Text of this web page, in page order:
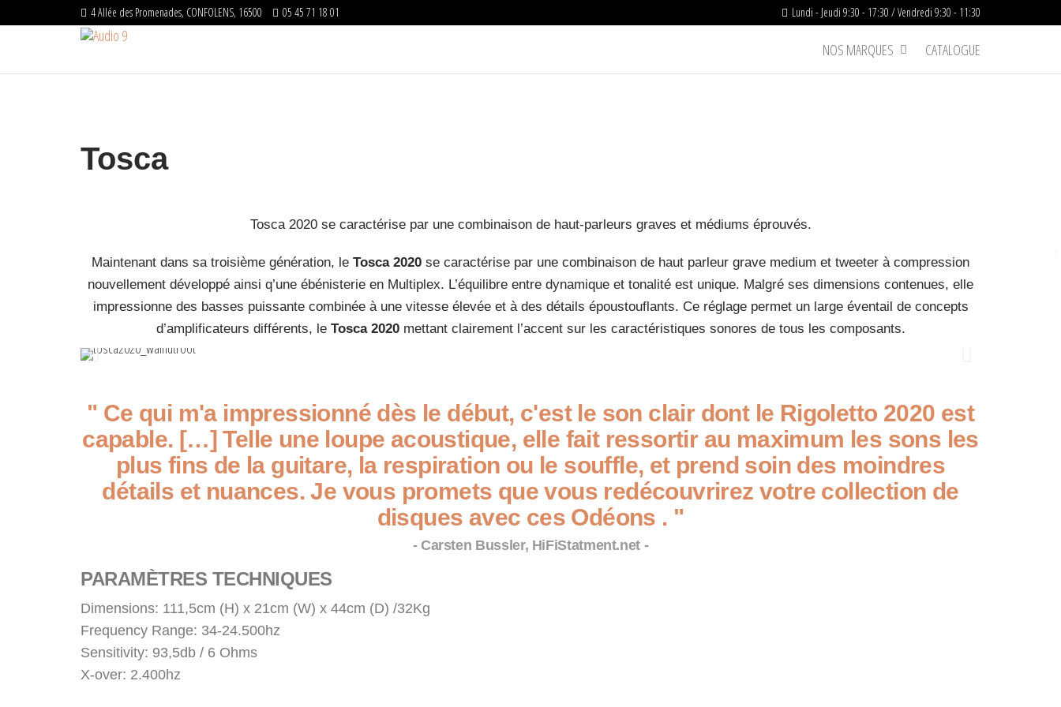
ce
4 Allée des Promenades, CONFOLENS, 16500 05 45 71 18 01 Lundi - Jeudi 9:30 - 17:30 / Vendredi 9:30 - 11:30
9
Matériels
NOS MARQUES CATALOGUE
Tosca
Tosca 2020 se caractérise par une combinaison de haut-parleurs graves et médiums éprouvés.
Maintenant dans sa troisième génération, le Tosca 2020 se caractérise par une combinaison de haut parleur grave medium et tweeter à compression
nouvellement développé ainsi q’une ébénisterie en Multiplex. L’équilibre entre dynamique et tonalité est unique. Malgré ses dimensions contenues, elle
impressionne des basses puissante combinée à une vitesse élevée et à des détails époustouflants. Ce réglage permet un large éventail de concepts
d’amplificateurs différents, le Tosca 2020mettant clairement l’accent sur les caractéristiques sonores de tous les composants.
" Ce qui m'a impressionné dès le début, c'est le son clair dont le Rigoletto 2020 est
capable. […] Telle une loupe acoustique, elle fait ressortir au maximum les sons les
plus fins de la guitare, la respiration ou le souffle, et prend soin des moindres
détails et nuances. Je vous promets que vous redécouvrirez votre collection de
disques avec ces Odéons . "
- Carsten Bussler, HiFiStatment.net -
PARAMÈTRES TECHNIQUES
Dimensions: 111,5cm (H) x 21cm (W) x 44cm (D) /32Kg
Frequency Range: 34-24.500hz
Sensitivity: 93,5db / 6 Ohms
X-over: 2.400hz